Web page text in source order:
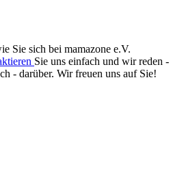
Sie sich bei mamazone e.V.
Sie uns einfach und wir reden -
- darüber. Wir freuen uns auf Sie!